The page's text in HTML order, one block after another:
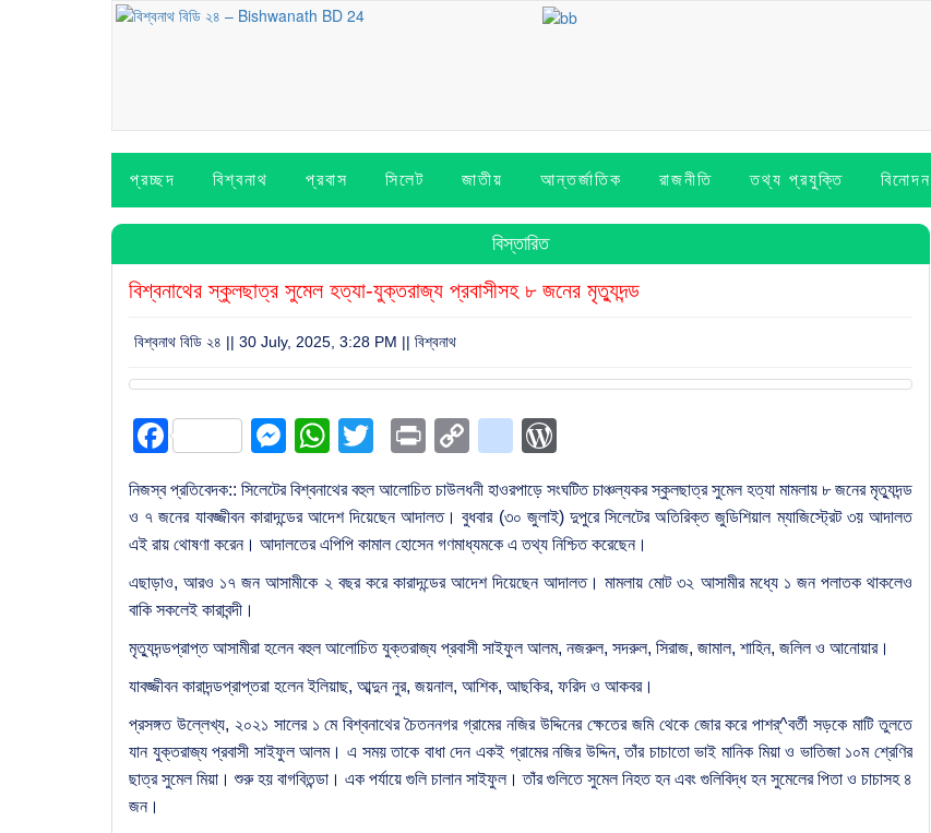
প্রচ্ছদ বিশ্বনাথ প্রবাস সিলেট জাতীয় আন্তর্জাতিক রাজনীতি তথ্য প্রযুক্তি বিনোদন
বিস্তারিত
বিশ্বনাথের স্কুলছাত্র সুমেল হত্যা-যুক্তরাজ্য প্রবাসীসহ ৮ জনের মৃত্যুদন্ড
বিশ্বনাথ বিডি ২৪ || 30 July, 2025, 3:28 PM || বিশ্বনাথ
FacebookMessenger
WhatsApp
Twitter
Print Copyblogger_post
নিজস্ব প্রতিবেদক:: সিলেটের বিশ্বনাথের বহুল আলোচিত চাউলধনী হাওরপাড়ে সংঘটিত চাঞ্চল্যকর স্কুলছাত্র সুমেল হত্যা মামলায় ৮ জনের মৃত্যুদন্ড
ও ৭ জনের যাবজ্জীবন কারাদন্ডের আদেশ দিয়েছেন আদালত। বুধবার (৩০ জুলাই) দুপুরে সিলেটের অতিরিক্ত জুডিশিয়াল ম্যাজিস্ট্রেট ৩য় আদালত
এই রায় থোষণা করেন। আদালতের এপিপি কামাল হোসেন গণমাধ্যমকে এ তথ্য নিশ্চিত করেছেন।
এছাড়াও, আরও ১৭ জন আসামীকে ২ বছর করে কারাদন্ডের আদেশ দিয়েছেন আদালত। মামলায় মোট ৩২ আসামীর মধ্যে ১ জন পলাতক থাকলেও
বাকি সকলেই কারাবন্দী।
মৃত্যুদন্ডপ্রাপ্ত আসামীরা হলেন বহুল আলোচিত যুক্তরাজ্য প্রবাসী সাইফুল আলম, নজরুল, সদরুল, সিরাজ, জামাল, শাহিন, জলিল ও আনোয়ার।
যাবজ্জীবন কারাদন্ডপ্রাপ্তরা হলেন ইলিয়াছ, আব্দুন নুর, জয়নাল, আশিক, আছকির, ফরিদ ও আকবর।
প্রসঙ্গত উল্লেখ্য, ২০২১ সালের ১ মে বিশ্বনাথের চৈতননগর গ্রামের নজির উদ্দিনের ক্ষেতের জমি থেকে জোর করে পাশর্^বর্তী সড়কে মাটি তুলতে
যান যুক্তরাজ্য প্রবাসী সাইফুল আলম। এ সময় তাকে বাধা দেন একই গ্রামের নজির উদ্দিন, তাঁর চাচাতো ভাই মানিক মিয়া ও ভাতিজা ১০ম শ্রেণির
ছাত্র সুমেল মিয়া। শুরু হয় বাগবিতন্ডা। এক পর্যায়ে গুলি চালান সাইফুল। তাঁর গুলিতে সুমেল নিহত হন এবং গুলিবিদ্ধ হন সুমেলের পিতা ও চাচাসহ ৪
জন।